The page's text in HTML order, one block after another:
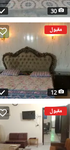
30
مقبول
12
مقبول